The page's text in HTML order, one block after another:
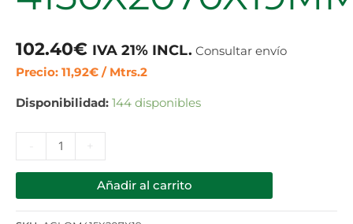
102.40€ IVA 21% INCL. Consultar envío
Precio: 11,92€ / Mtrs.2
Disponibilidad: 144 disponibles
+
Añadir al carrito